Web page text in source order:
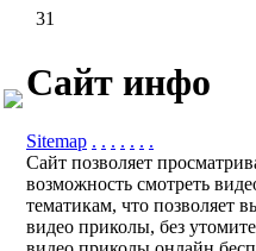
31
Сайт инфо
Sitemap . . . . . . .
Сайт позволяет
возможность смотреть
тематикам, что позволяет
видео приколы, без